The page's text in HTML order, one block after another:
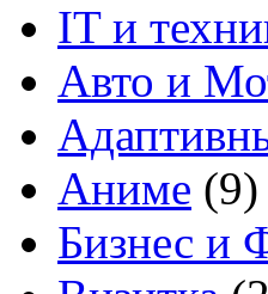
IT и
Авто и
Аниме (9)
Бизнес и